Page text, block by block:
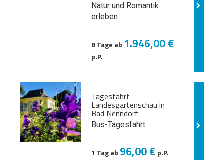
Natur und Romantik
erleben
8 Tage ab 1.946,00 €
p.P.
Tagesfahrt
Landesgartenschau in
Bad Nenndorf
Bus-Tagesfahrt
1 Tag ab 96,00 € p.P.